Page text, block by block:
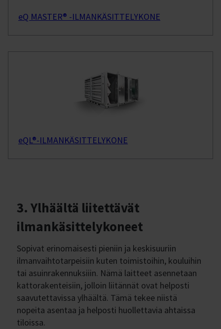
eQ MASTER® -ILMANKÄSITTELYKONE
eQL®-ILMANKÄSITTELYKONE
3. Ylhäältä liitettävät
ilmankäsittelykoneet
Sopivat erinomaisesti pieniin ja keskisuuriin
ilmanvaihtotarpeisiin kuten toimistoihin, kouluihin
tai asuinrakennuksiiin. Nämä laitteet asennetaan
kattorakenteisiin, jolloin liitännät ovat helposti
saavutettavissa ylhäältä. Tämä tekee niistä
nopeita asentaa ja helposti huollettavia ahtaissa
tiloissa.